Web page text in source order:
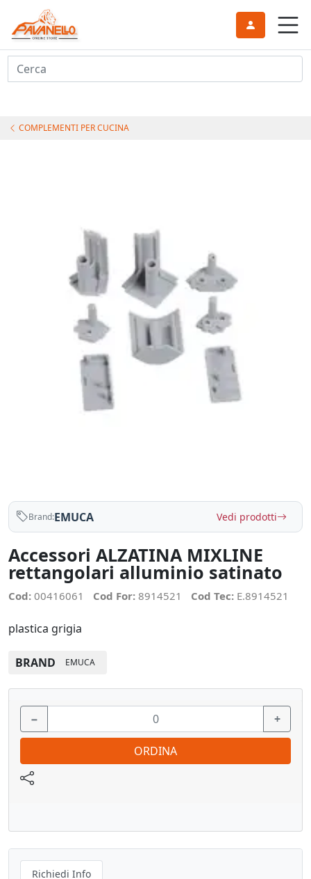
Cerca
COMPLEMENTI PER CUCINA
Brand:EMUCA Vedi prodotti
Accessori ALZATINA MIXLINE
rettangolari alluminio satinato
Cod: 00416061 Cod For: 8914521 Cod Tec: E.8914521
plastica grigia
BRAND EMUCA
− +
ORDINA
Richiedi Info